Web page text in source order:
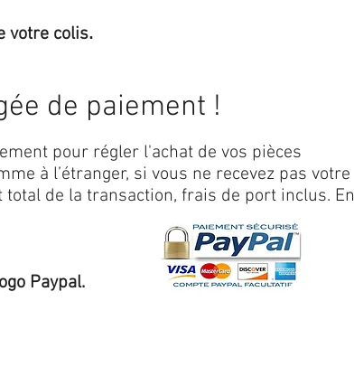
votre colis.
de paiement !
pour régler l'achat de vos pièces
à l’étranger, si vous ne recevez pas votre
de la transaction, frais de port inclus. En
Paypal.